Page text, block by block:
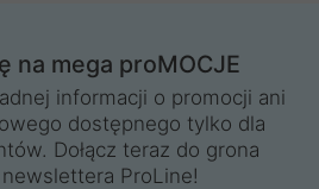
na mega proMOCJE
informacji o promocji ani
dostępnego tylko dla
Dołącz teraz do grona
ProLine!